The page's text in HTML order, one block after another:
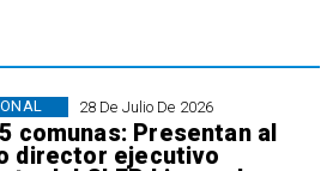
28 De Julio De 2026
comunas: Presentan al
director ejecutivo